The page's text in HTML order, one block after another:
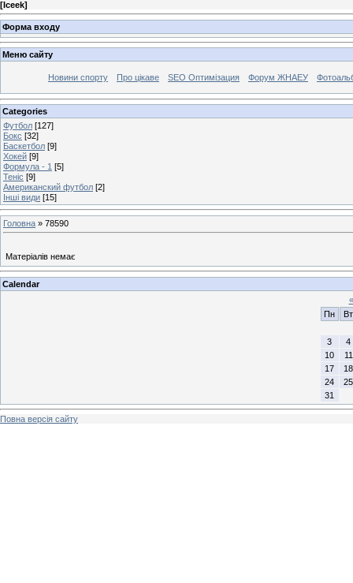
[Iceek]
Форма входу
Меню сайту
Новини спорту Про цікаве SEO Оптимізация Форум ЖНАЕУ
Categories
Футбол [127]
Бокс [32]
Баскетбол [9]
Хокей [9]
Формула - 1 [5]
Теніс [9]
Американский футбол [2]
Інші види [15]
Головна » 78590
Матеріалів немає
Calendar
«
Пн
Вт
3
4
10
11
17
18
24
25
31
Повна версія сайту